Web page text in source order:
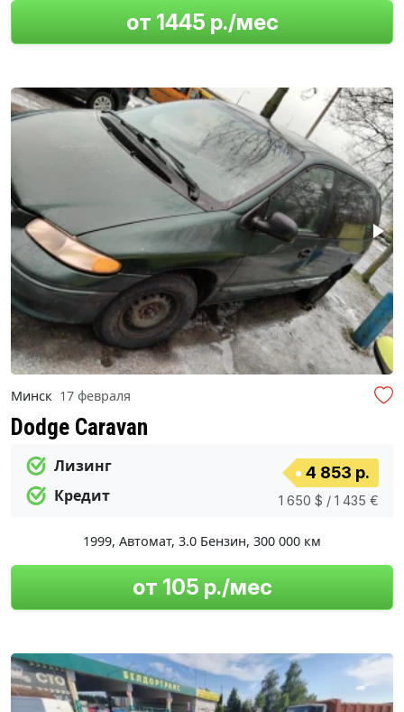
от 1445 р./мес
Минск 17 февраля
Dodge Caravan
Лизинг
Кредит
4 853 р.
1 650 $ / 1 435 €
1999, Автомат, 3.0 Бензин, 300 000 км
от 105 р./мес